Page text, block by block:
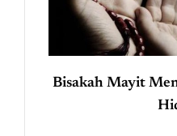
Bisakah Mayit